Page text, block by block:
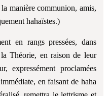
manière communion, amis,
hahaïstes.)
en rangs pressées, dans
Théorie, en raison de leur
expressément proclamées
en faisant de haha